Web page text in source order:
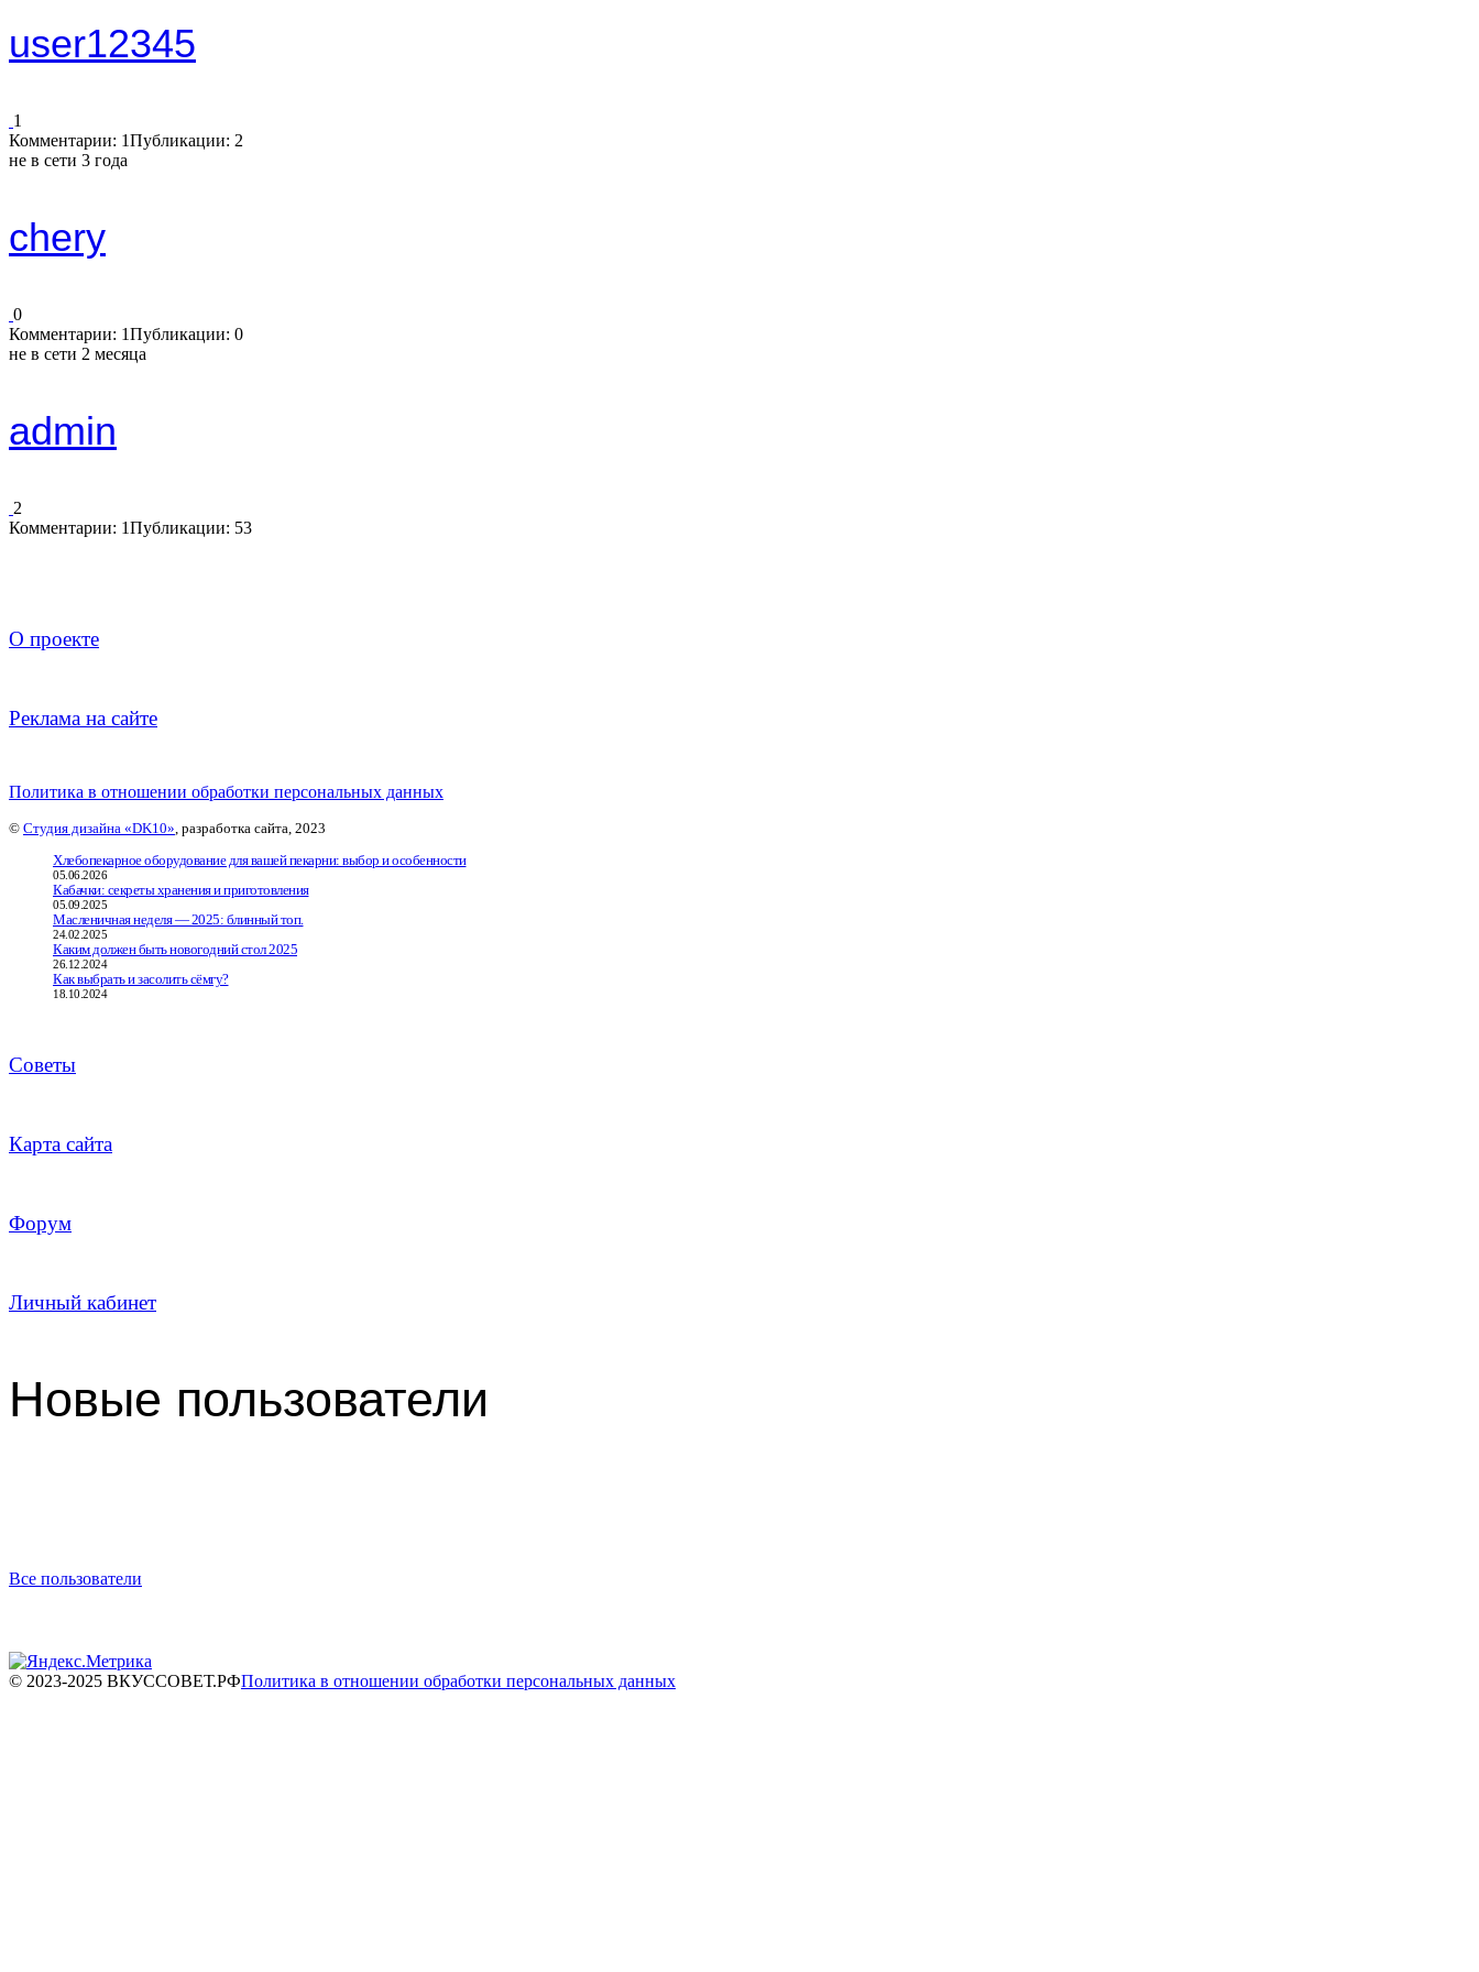
user12345
1
Комментарии: 1Публикации: 2
не в сети 3 года
chery
0
Комментарии: 1Публикации: 0
не в сети 2 месяца
admin
2
Комментарии: 1Публикации: 53
О проекте
Реклама на сайте
Политика в отношении обработки персональных данных
© Студия дизайна «DK10», разработка сайта, 2023
Хлебопекарное оборудование для вашей пекарни: выбор и особенности
05.06.2026
Кабачки: секреты хранения и приготовления
05.09.2025
Масленичная неделя — 2025: блинный топ.
24.02.2025
Каким должен быть новогодний стол 2025
26.12.2024
Как выбрать и засолить сёмгу?
18.10.2024
Советы
Карта сайта
Форум
Личный кабинет
Новые пользователи
Все пользователи
© 2023-2025 ВКУССОВЕТ.РФПолитика в отношении обработки персональных данных